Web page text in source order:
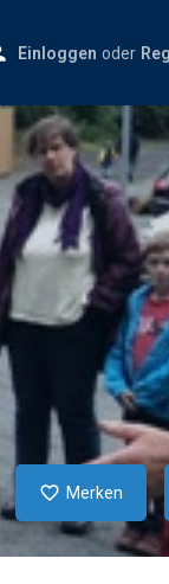
Einloggen oder
Merken